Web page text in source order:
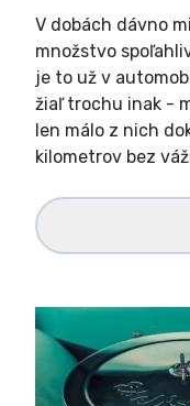
V dobách dávno
množstvo
je to už v
žiaľ trochu inak -
len málo z nich
kilometrov bez